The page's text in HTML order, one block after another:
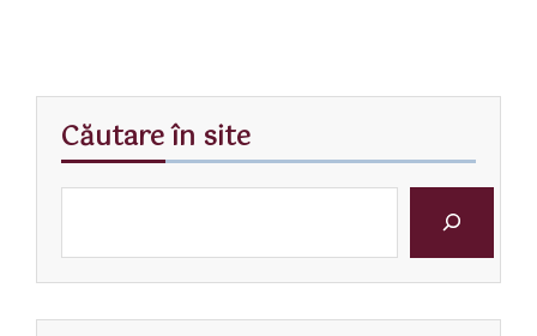
Căutare în site